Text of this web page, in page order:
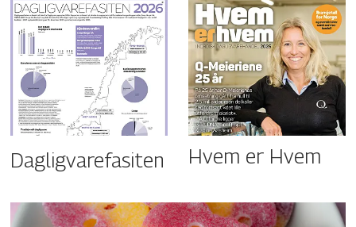
Dagligvarefasiten Hvem er Hvem